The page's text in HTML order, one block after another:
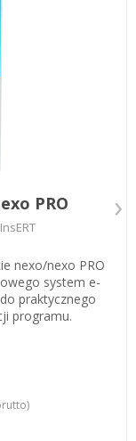
PRO
nexo/nexo PRO
system e-
praktycznego
programu.